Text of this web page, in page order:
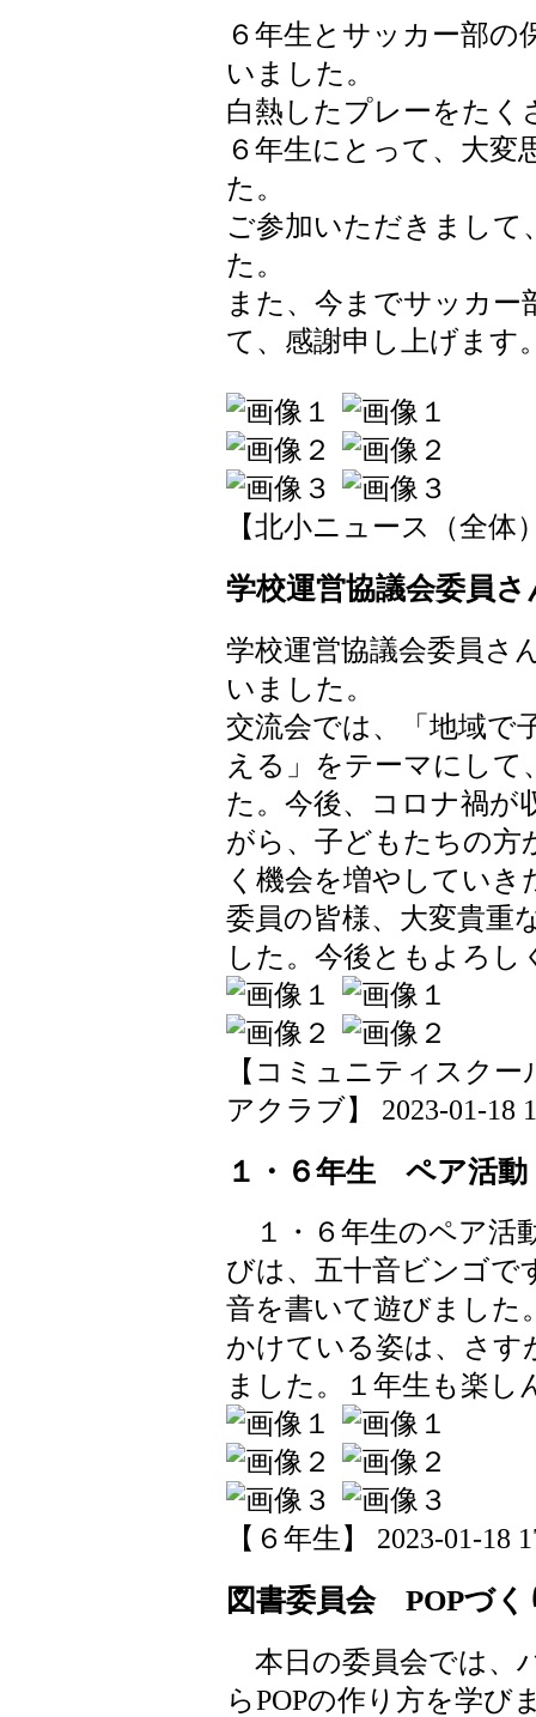
６年生とサッカー部の
いました。
白熱したプレーをたく
６年生にとって、大変
た。
ご参加いただきまし
た。
また、今までサッカ
て、感謝申し上げます
【北小ニュース（全体
学校運営協議会委員
学校運営協議会委員さ
いました。
交流会では、「地域で
える」をテーマにして
た。今後、コロナ禍が
がら、子どもたちの方
く機会を増やしてい
委員の皆様、大変貴重
した。今後ともよろし
【コミュニティスク
アクラブ】 2023-01-18
１・６年生 ペア活動
１・６年生のペア活
びは、五十音ビンゴで
音を書いて遊びました
かけている姿は、さす
ました。１年生も楽
【６年生】 2023-01-18
図書委員会 POPづく
本日の委員会では、
らPOPの作り方を学び